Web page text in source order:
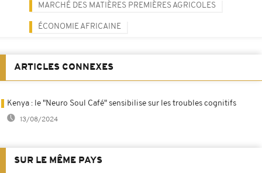
MARCHÉ DES MATIÈRES PREMIÈRES AGRICOLES
ÉCONOMIE AFRICAINE
ARTICLES CONNEXES
Kenya : le "Neuro Soul Café" sensibilise sur les troubles cognitifs
13/08/2024
SUR LE MÊME PAYS